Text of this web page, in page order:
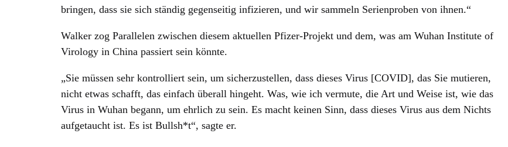
bringen, dass sie sich ständig gegenseitig infizieren, und wir sammeln Serienproben von ihnen.“
Walker zog Parallelen zwischen diesem aktuellen Pfizer-Projekt und dem, was am Wuhan Institute of
Virology in China passiert sein könnte.
„Sie müssen sehr kontrolliert sein, um sicherzustellen, dass dieses Virus [COVID], das Sie mutieren,
nicht etwas schafft, das einfach überall hingeht. Was, wie ich vermute, die Art und Weise ist, wie das
Virus in Wuhan begann, um ehrlich zu sein. Es macht keinen Sinn, dass dieses Virus aus dem Nichts
aufgetaucht ist. Es ist Bullsh*t“, sagte er.